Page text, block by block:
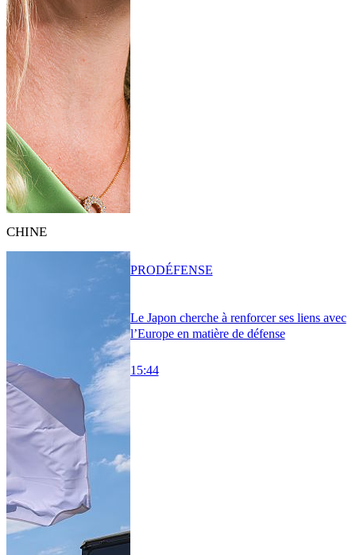
CHINE
Le Japon cherche à renforcer ses liens avec
l’Europe en matière de défense
15:44
PRODÉFENSE